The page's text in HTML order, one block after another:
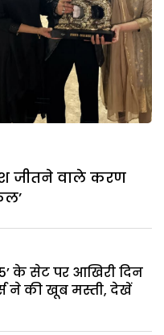
जीतने वाले करण
के सेट पर आखिरी दिन
ने की खूब मस्ती, देखें